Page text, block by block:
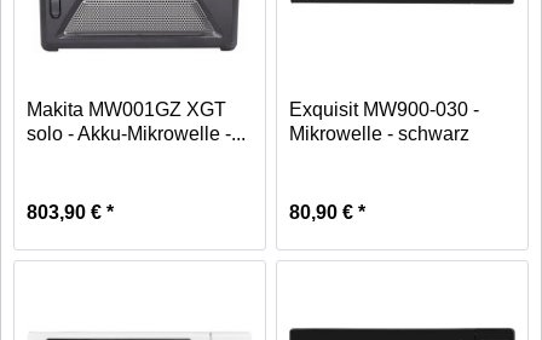
Makita MW001GZ XGT
solo - Akku-Mikrowelle -...
803,90 € *
Exquisit MW900-030 -
Mikrowelle - schwarz
80,90 € *